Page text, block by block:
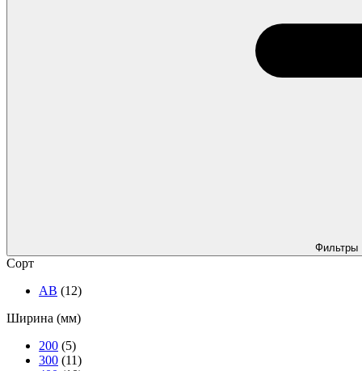
Фильтры
Сорт
АВ (12)
Ширина (мм)
200 (5)
300 (11)